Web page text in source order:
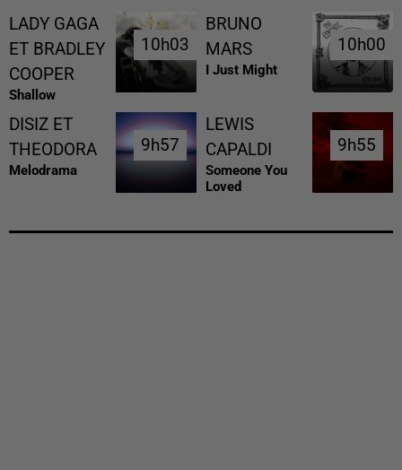
LADY GAGA
ET BRADLEY
COOPER
Shallow
10h03
10h03
BRUNO
MARS
I Just Might
10h00
10h00
DISIZ ET
THEODORA
Melodrama
9h57
9h57
LEWIS
CAPALDI
Someone You
Loved
9h55
9h55